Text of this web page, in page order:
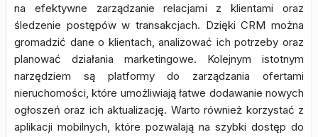
na efektywne zarządzanie relacjami z klientami oraz
śledzenie postępów w transakcjach. Dzięki CRM można
gromadzić dane o klientach, analizować ich potrzeby oraz
planować działania marketingowe. Kolejnym istotnym
narzędziem są platformy do zarządzania ofertami
nieruchomości, które umożliwiają łatwe dodawanie nowych
ogłoszeń oraz ich aktualizację. Warto również korzystać z
aplikacji mobilnych, które pozwalają na szybki dostęp do